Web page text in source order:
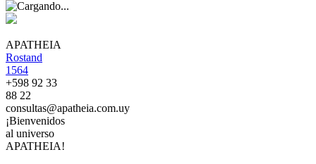
APATHEIA
Rostand
1564
+598 92 33
88 22
consultas@apatheia.com.uy
¡Bienvenidos
al universo
APATHEIA!